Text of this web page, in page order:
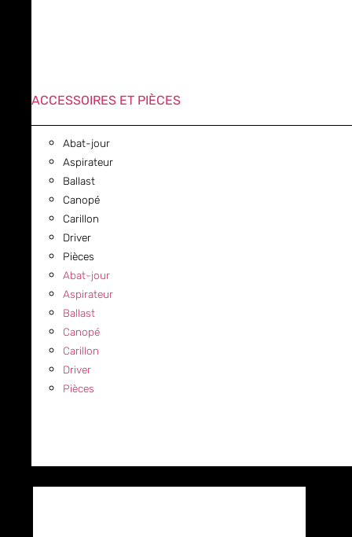
ACCESSOIRES ET PIÈCES
Abat-jour
Aspirateur
Ballast
Canopé
Carillon
Driver
Pièces
Abat-jour
Aspirateur
Ballast
Canopé
Carillon
Driver
Pièces